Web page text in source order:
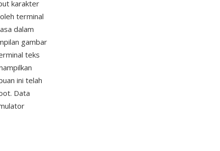
karakter
terminal
dalam
gambar
teks
ini telah
Data